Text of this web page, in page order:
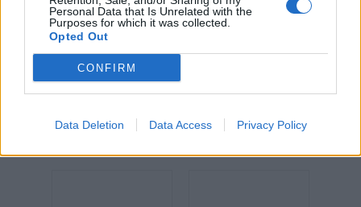
Personal Data that Is Unrelated with the
Purposes for which it was collected.
Opted Out
CONFIRM
Data Deletion Data Access Privacy Policy
Quadrio
förvaringsskåp
mod 11, Höjd
134 cm, bredd
Pris: 16.805:-
förvaringsskåp
134 cm, bredd
Pris: 19.915:-